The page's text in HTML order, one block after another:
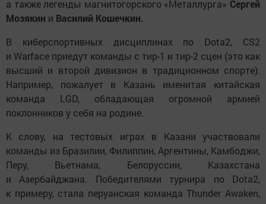
а также легенды магнитогорского «Металлурга» Сергей
Мозякин и Василий Кошечкин.
В киберспортивных дисциплинах по Dota2, CS2
и Warface приедут команды с тир-1 и тир-2 сцен (это как
высший и второй дивизион в традиционном спорте).
Например, пожалует в Казань именитая китайская
команда LGD, обладающая огромной армией
поклонников у себя на родине.
К слову, на тестовых играх в Казани участвовали
команды из Бразилии, Филиппин, Аргентины, Камбоджи,
Перу, Вьетнама, Белоруссии, Казахстана
и Азербайджана. Победителями турнира по Dota2,
к примеру, стала перуанская команда Thunder Awaken,